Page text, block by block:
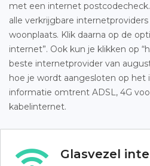
met een internet
alle verkrijgbare
woonplaats. Klik daarna op de
internet”. Ook kun je klikken op
beste internetprovider van
hoe je wordt aangesloten op het
informatie omtrent ADSL, 4G
kabelinternet.
Glasvezel